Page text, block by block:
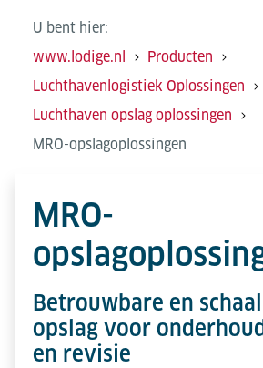
U bent hier:
www.lodige.nl
Producten
Luchthavenlogistiek Oplossingen
Luchthaven opslag oplossingen
MRO-opslagoplossingen
MRO-
Betrouwbare en
opslag voor
en revisie